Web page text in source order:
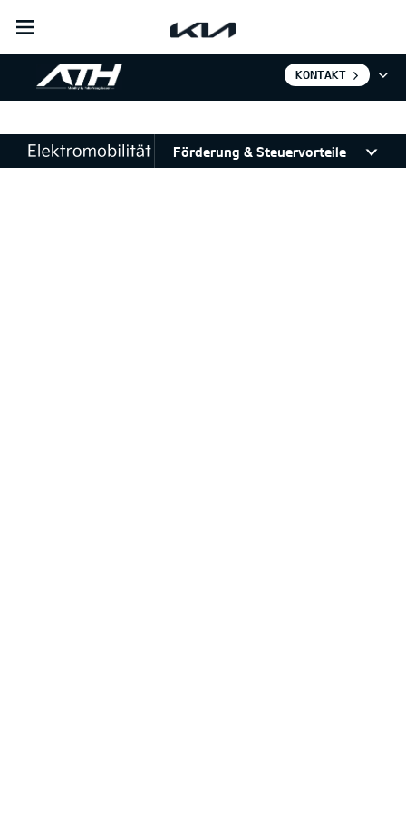
open
menu
KONTAKT
Förderung & Steuervorteile